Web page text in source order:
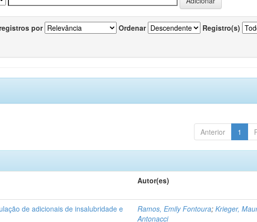
por Ordenar Registro(s)
Anterior 1
Autor(es)
de adicionais de insalubridade e
Ramos, Emily Fontoura;Krieger,
Antonacci